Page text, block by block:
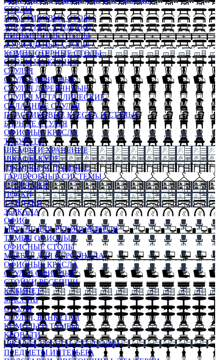
СТОЛЫ
ПЛАСТИКОВЫЕ СТОЛЫ
ТУАЛЕТНЫЕ СТОЛИКИ
ПИСЬМЕННЫЕ СТОЛЫ
ЖУРНАЛЬНЫЕ СТОЛЫ
КОМПЬЮТЕРНЫЕ СТОЛЫ
СТОЛЫ НА КУХНЮ
СТУЛЬЯ
СТУЛЬЯ ОФИСНЫЕ
СТУЛЬЯ ДЕРЕВЯННЫЕ
СТУЛЬЯ МЕТАЛЛИЧЕСКИЕ
СКЛАДНЫЕ СТУЛЬЯ
ПЛАСТИКОВЫЕ КРЕСЛА И СТУЛЬЯ
БАРНЫЕ СТУЛЬЯ
ОФИСНЫЕ КРЕСЛА
ТАБУРЕТЫ
ШКАФЫ И ХРАНЕНИЕ
ШКАФЫ-КУПЕ
ШКАФЫ-РАСПАШНЫЕ
ГАРДЕРОБНЫЕ СИСТЕМЫ
СТЕЛЛАЖИ
ПОЛКИ
СУНДУКИ
ЗЕРКАЛА
ОФИС
МЕБЕЛЬ ДЛЯ РУКОВОДИТЕЛЯ
ТУМБЫ ОФИСНЫЕ
ОФИСНЫЕ СТОЛЫ
МЕБЕЛЬ ДЛЯ ПЕРСОНАЛА
ОФИСНЫЕ КРЕСЛА
СТУЛЬЯ ОФИСНЫЕ
СТОЙКИ РЕСЕПШН
КАБИНЕТ
МАССИВ
СТОЛЫ
СТУЛЬЯ, БАНКЕТКИ
КОМОДЫ И ТУМБЫ
КРОВАТИ
ШКАФЫ, БУФЕТЫ, СТЕЛЛАЖИ
ПРЕДМЕТЫ ИНТЕРЬЕРА